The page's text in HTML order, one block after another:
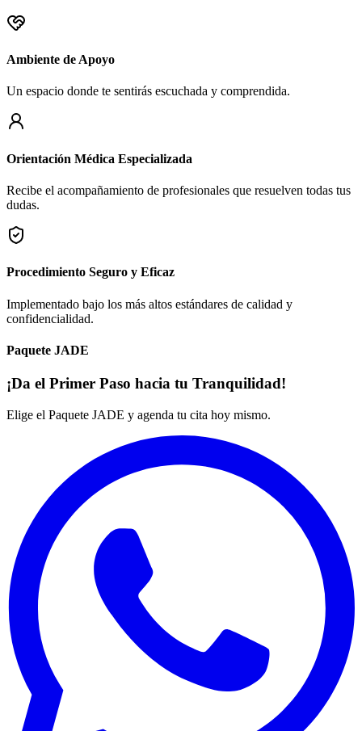
Ambiente de Apoyo
Un espacio donde te sentirás escuchada y comprendida.
Orientación Médica Especializada
Recibe el acompañamiento de profesionales que resuelven todas tus
dudas.
Procedimiento Seguro y Eficaz
Implementado bajo los más altos estándares de calidad y
confidencialidad.
Paquete JADE
¡Da el Primer Paso hacia tu Tranquilidad!
Elige el Paquete JADE y agenda tu cita hoy mismo.